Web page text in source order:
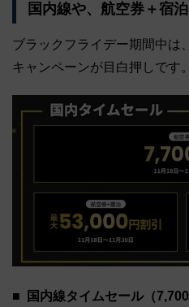
国内線や、航空券＋宿
ブラックフライデー期間中は
キャンペーンが目白押しです。
国内線タイムセール（7,700